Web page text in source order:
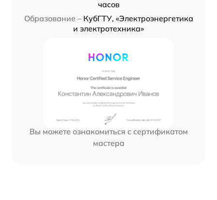
часов
Образование – КубГТУ, «Электроэнергетика
и электротехника»
Вы можете ознакомиться с сертификатом
мастера